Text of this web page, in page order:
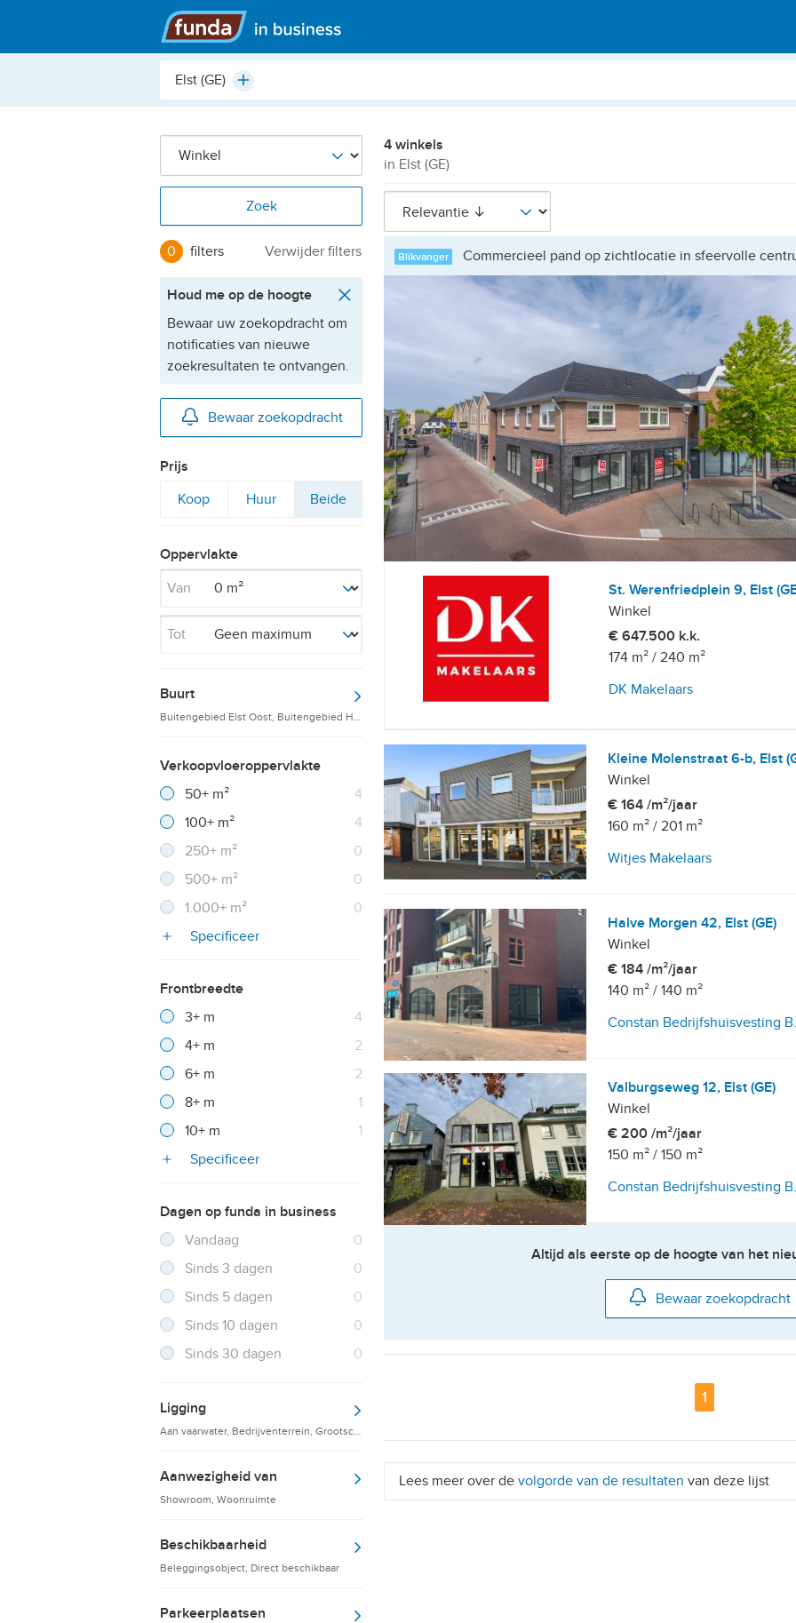
Hoofdmenu
Plaats,
etc.
Plus
Zoek
0 filters Verwijder filters
Houd me op de hoogte
Bewaar uw zoekopdracht om
notificaties van nieuwe
zoekresultaten te ontvangen.
Bewaar zoekopdracht
Prijs
Filter
Koop
Filter
Huur
Filter
op
Beide
Oppervlakte
Van
Tot
Buurt
Buitengebied Elst Oost, Buitengebied Hollanderbroek, De Aam
Verkoopvloeroppervlakte
Filter verwijderen
50+ m² 4
Resultaten
100+ m²
4
Resultaten
250+ m²
0
Resultaten
500+ m²
0
Resultaten
1.000+ m²
0
Resultaten
Specificeer
Frontbreedte
Filter verwijderen
3+ m 4
4+ m
2
6+ m
2
8+ m
1
10+ m
1
Specificeer
Dagen op funda in business
Filter verwijderen
Vandaag 0
Sinds 3 dagen
0
Sinds 5 dagen
0
Sinds 10 dagen
0
Sinds 30 dagen
0
Ligging
Aan vaarwater, Bedrijventerrein, Grootschalige detailhandelsvestigingen
Aanwezigheid van
Showroom, Woonruimte
Beschikbaarheid
Beleggingsobject, Direct beschikbaar
Parkeerplaatsen
4 winkels
in Elst (GE)
Blikvanger Commercieel pand op zichtlocatie in sfeervolle
St. Werenfriedplein 9, Elst
Winkel
€ 647.500 k.k.
174 m² / 240 m²
DK Makelaars
Kleine Molenstraat 6-b, Elst
Winkel
€ 164 /m²/jaar
160 m² / 201 m²
Witjes Makelaars
Halve Morgen 42, Elst (GE)
Winkel
€ 184 /m²/jaar
140 m² / 140 m²
Constan Bedrijfshuisvesting
Valburgseweg 12, Elst (GE)
Winkel
€ 200 /m²/jaar
150 m² / 150 m²
Constan Bedrijfshuisvesting
Altijd als eerste op de hoogte van het
Bewaar zoekopdracht
Pagina
1
Lees meer over de volgorde van de resultaten van deze lijst